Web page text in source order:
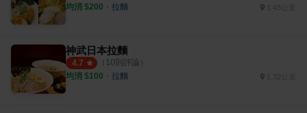
均消 $200 ・ 拉麵 1.43公里
神武日本拉麵
4.7 （ 10則評論）
均消 $100 ・ 拉麵